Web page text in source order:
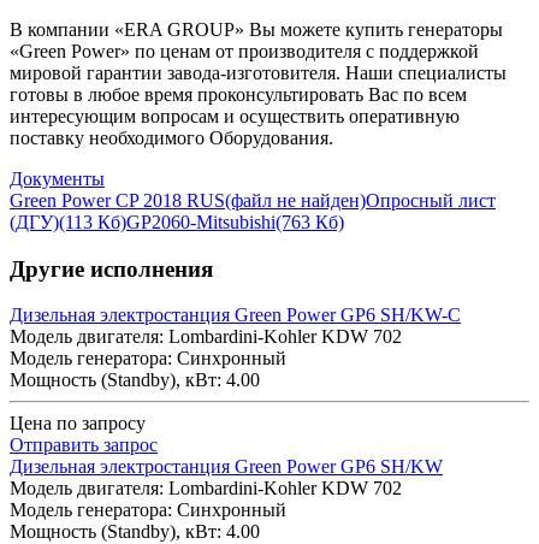
В компании «ERA GROUP» Вы можете купить генераторы
«Green Power» по ценам от производителя с поддержкой
мировой гарантии завода-изготовителя. Наши специалисты
готовы в любое время проконсультировать Вас по всем
интересующим вопросам и осуществить оперативную
поставку необходимого Оборудования.
Документы
Green Power CP 2018 RUS(файл не найден)Опросный лист
(ДГУ)(113 Кб)GP2060-Mitsubishi(763 Кб)
Другие исполнения
Дизельная электростанция Green Power GP6 SH/KW-C
Модель двигателя: Lombardini-Kohler KDW 702
Модель генератора: Синхронный
Мощность (Standby), кВт: 4.00
Цена по запросу
Отправить запрос
Дизельная электростанция Green Power GP6 SH/KW
Модель двигателя: Lombardini-Kohler KDW 702
Модель генератора: Синхронный
Мощность (Standby), кВт: 4.00